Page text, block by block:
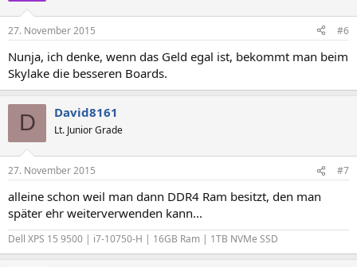
27. November 2015 #6
Nunja, ich denke, wenn das Geld egal ist, bekommt man beim
Skylake die besseren Boards.
D David8161
Lt. Junior Grade
27. November 2015 #7
alleine schon weil man dann DDR4 Ram besitzt, den man
später ehr weiterverwenden kann...
Dell XPS 15 9500 | i7-10750-H | 16GB Ram | 1TB NVMe SSD